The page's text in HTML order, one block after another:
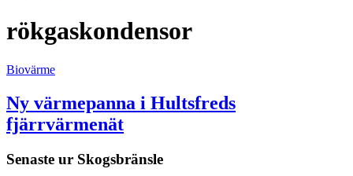
rökgaskondensor
Biovärme
Ny värmepanna i Hultsfreds
fjärrvärmenät
Senaste ur Skogsbränsle